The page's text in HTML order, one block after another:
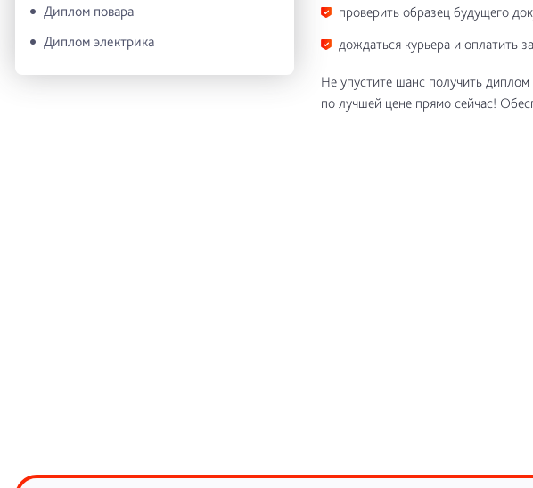
Диплом повара
Диплом электрика
проверить образец будущего
дождаться курьера и оплатить
Не упустите шанс получить
по лучшей цене прямо сейчас!